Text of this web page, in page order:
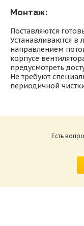
Монтаж:
Поставляются
Устанавливаются в
направлением
корпусе
предусмотреть
Не требуют
периодичной
Размер:
Монтаж
Размер:
Есть